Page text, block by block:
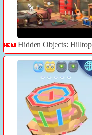
Hidden Objects: Hilltop Manor